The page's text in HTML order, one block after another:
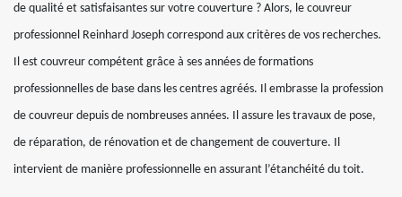
de qualité et satisfaisantes sur votre couverture ? Alors, le couvreur
professionnel Reinhard Joseph correspond aux critères de vos recherches.
Il est couvreur compétent grâce à ses années de formations
professionnelles de base dans les centres agréés. Il embrasse la profession
de couvreur depuis de nombreuses années. Il assure les travaux de pose,
de réparation, de rénovation et de changement de couverture. Il
intervient de manière professionnelle en assurant l’étanchéité du toit.